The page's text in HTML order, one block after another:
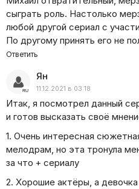
сыграть роль. Настолько
любой другой сериал с
По другому принять его не
Ответить
Ян
11.12.2021 в 03:18
Итак, я посмотрел данный
и готов высказать своё
1. Очень интересная
мелодрам, но эта тронула
за что + сериалу
2. Хорошие актёры, а